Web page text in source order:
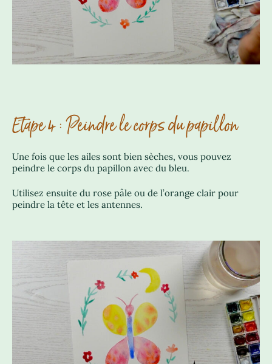
Etape 4 : Peindre le corps du papillon
Une fois que les ailes sont bien sèches, vous pouvez
peindre le corps du papillon avec du bleu.
Utilisez ensuite du rose pâle ou de l’orange clair pour
peindre la tête et les antennes.